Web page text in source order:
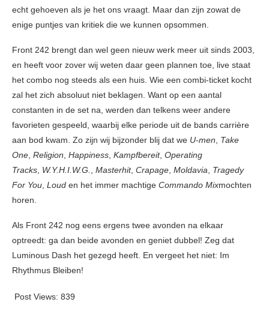
echt gehoeven als je het ons vraagt. Maar dan zijn zowat de
enige puntjes van kritiek die we kunnen opsommen.
Front 242 brengt dan wel geen nieuw werk meer uit sinds 2003,
en heeft voor zover wij weten daar geen plannen toe, live staat
het combo nog steeds als een huis. Wie een combi-ticket kocht
zal het zich absoluut niet beklagen. Want op een aantal
constanten in de set na, werden dan telkens weer andere
favorieten gespeeld, waarbij elke periode uit de bands carrière
aan bod kwam. Zo zijn wij bijzonder blij dat we U-men, Take
One, Religion, Happiness, Kampfbereit, Operating
Tracks, W.Y.H.I.W.G., Masterhit, Crapage, Moldavia, Tragedy
For You, Loud en het immer machtige Commando Mixmochten
horen.
Als Front 242 nog eens ergens twee avonden na elkaar
optreedt: ga dan beide avonden en geniet dubbel! Zeg dat
Luminous Dash het gezegd heeft. En vergeet het niet: Im
Rhythmus Bleiben!
Post Views: 839